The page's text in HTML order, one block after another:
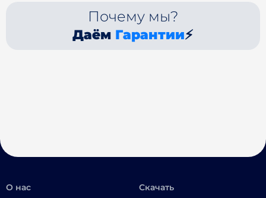
Почему мы?
Даём Гарантии⚡
О нас Скачать